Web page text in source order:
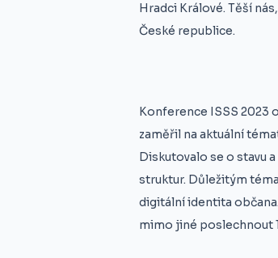
Hradci Králové. Těší
České republice.
Konference ISSS 2023
zaměřil na aktuální
Diskutovalo se o stavu
struktur. Důležitým
digitální identita
mimo jiné poslechnout